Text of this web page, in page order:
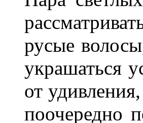
русые
украшаться
от
поочередно